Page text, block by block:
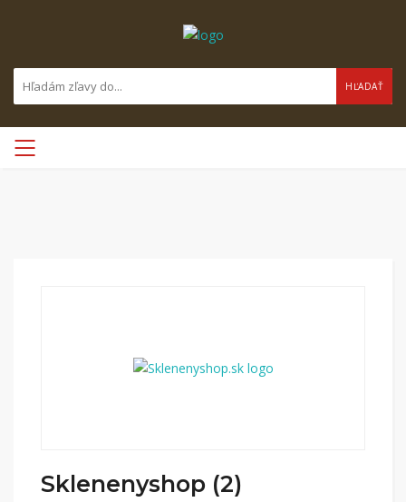
HĽADAŤ
Sklenenyshop (2)